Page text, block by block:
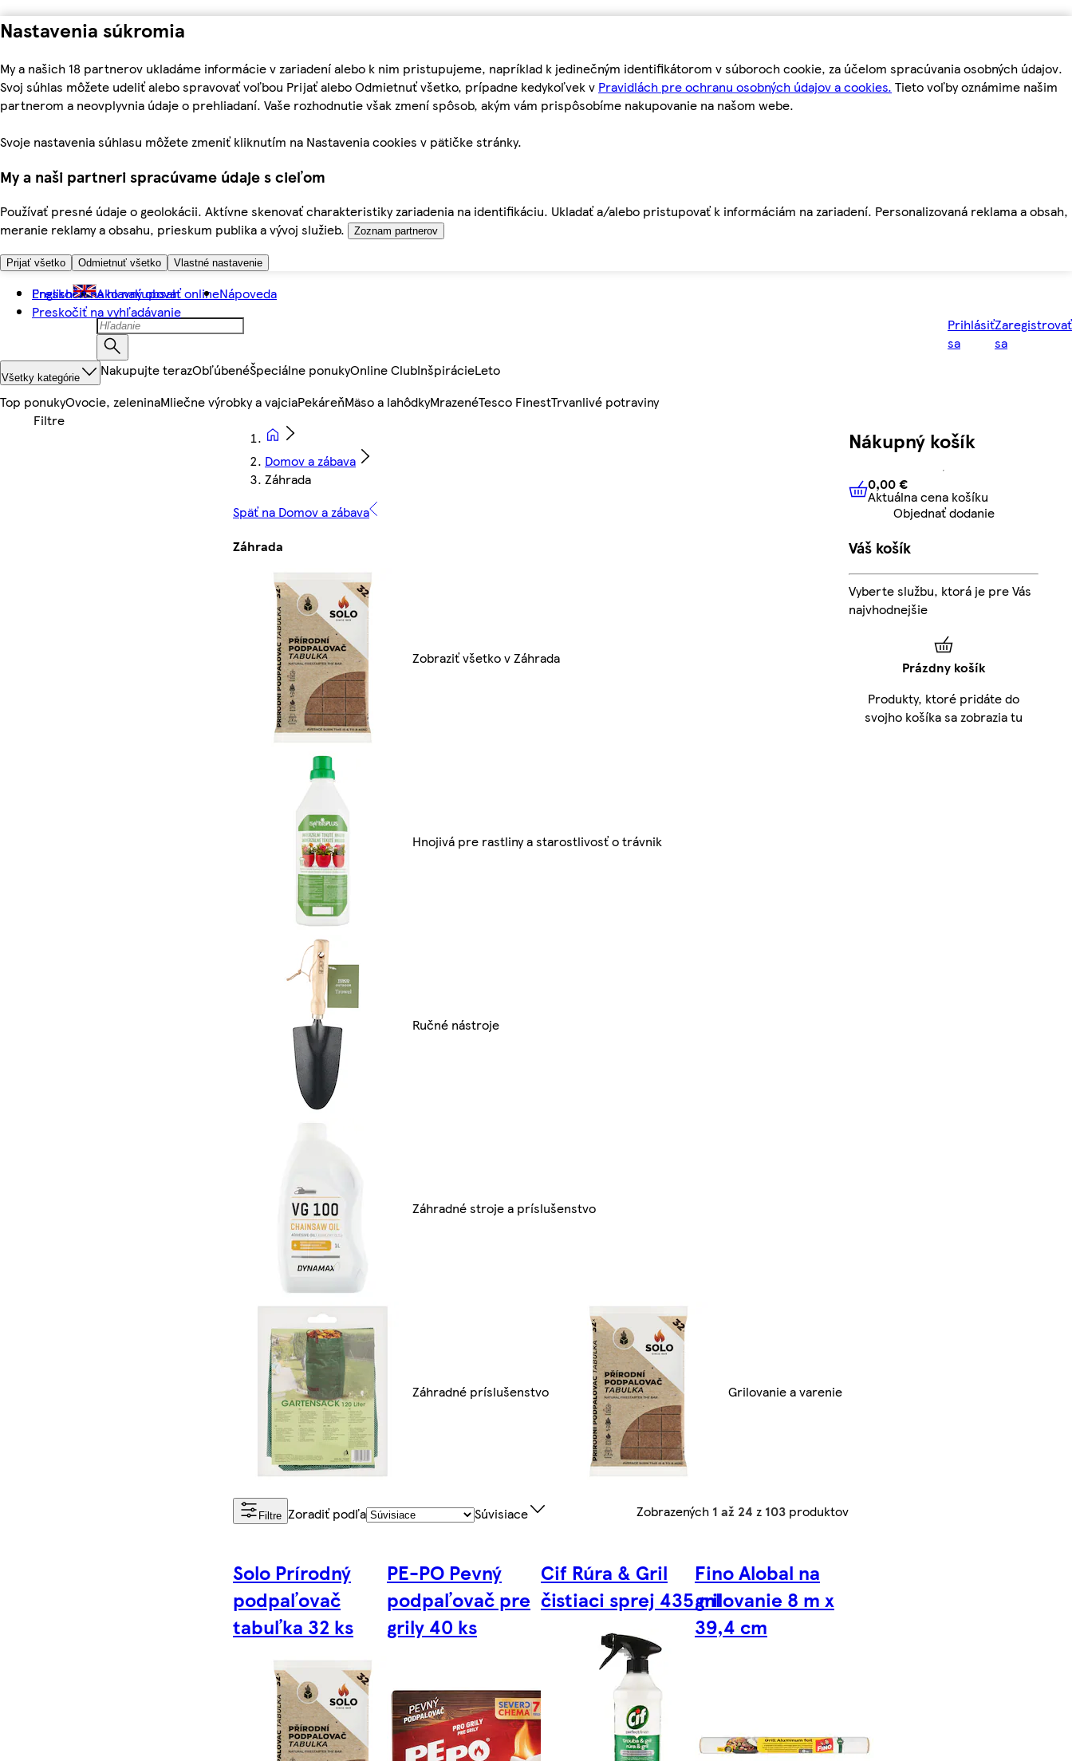
Nastavenia súkromia
My a našich 18 partnerov ukladáme informácie v zariadení alebo k nim pristupujeme, napríklad k jedinečným identifikátorom v súboroch cookie, za účelom spracúvania osobných údajov.
Svoj súhlas môžete udeliť alebo spravovať voľbou Prijať alebo Odmietnuť všetko, prípadne kedykoľvek v Pravidlách pre ochranu osobných údajov a cookies. Tieto voľby oznámime našim
partnerom a neovplyvnia údaje o prehliadaní. Vaše rozhodnutie však zmení spôsob, akým vám prispôsobíme nakupovanie na našom webe.
Svoje nastavenia súhlasu môžete zmeniť kliknutím na Nastavenia cookies v pätičke stránky.
My a naši partneri spracúvame údaje s cieľom
Používať presné údaje o geolokácii. Aktívne skenovať charakteristiky zariadenia na identifikáciu. Ukladať a/alebo pristupovať k informáciám na zariadení. Personalizovaná reklama a obsah,
meranie reklamy a obsahu, prieskum publika a vývoj služieb.
Zoznam partnerov
Prijať všetko Odmietnuť všetko Vlastné nastavenie
Preskočiť na hlavný obsah
Preskočiť na vyhľadávanie
English Ako nakupovať onlineNápoveda
Prihlásiť
sa
Zaregistrovať
sa
Všetky kategórie Nakupujte terazObľúbenéŠpeciálne ponukyOnline ClubInšpirácieLeto
Top ponukyOvocie, zeleninaMliečne výrobky a vajciaPekáreňMäso a lahôdkyMrazenéTesco FinestTrvanlivé potraviny
Domov a zábava
Záhrada
Späť na Domov a zábava
Záhrada
Zobraziť všetko v Záhrada
Hnojivá pre rastliny a starostlivosť o trávnik
Ručné nástroje
Záhradné stroje a príslušenstvo
Záhradné príslušenstvo Grilovanie a varenie
Filtre Zoradiť podľa Súvisiace Zobrazených 1 až 24 z 103 produktov
Solo Prírodný
podpaľovač
tabuľka 32 ks
PE-PO Pevný
podpaľovač pre
grily 40 ks
Cif Rúra & Gril
čistiaci sprej 435 ml
Fino Alobal na
grilovanie 8 m x
39,4 cm
Nákupný košík
0,00 € Aktuálna cena košíku
0,00 €
Aktuálna cena košíku
Objednať dodanie
Váš košík
Vyberte službu, ktorá je pre Vás
najvhodnejšie
Prázdny košík
Produkty, ktoré pridáte do
svojho košíka sa zobrazia tu